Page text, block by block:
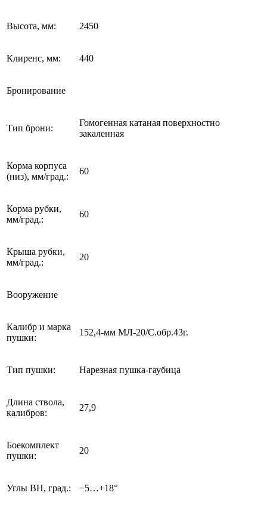
Высота, мм: 2450
Клиренс, мм: 440
Бронирование
Тип брони:
Гомогенная катаная поверхностно
закаленная
Корма корпуса
(низ), мм/град.:
60
Корма рубки,
мм/град.:
60
Крыша рубки,
мм/град.:
20
Вооружение
Калибр и марка
пушки:
152,4-мм МЛ-20/С.обр.43г.
Тип пушки: Нарезная пушка-гаубица
Длина ствола,
калибров:
27,9
Боекомплект
пушки:
20
Углы ВН, град.: −5…+18°